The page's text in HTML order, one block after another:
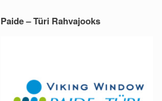
Paide – Türi Rahvajooks